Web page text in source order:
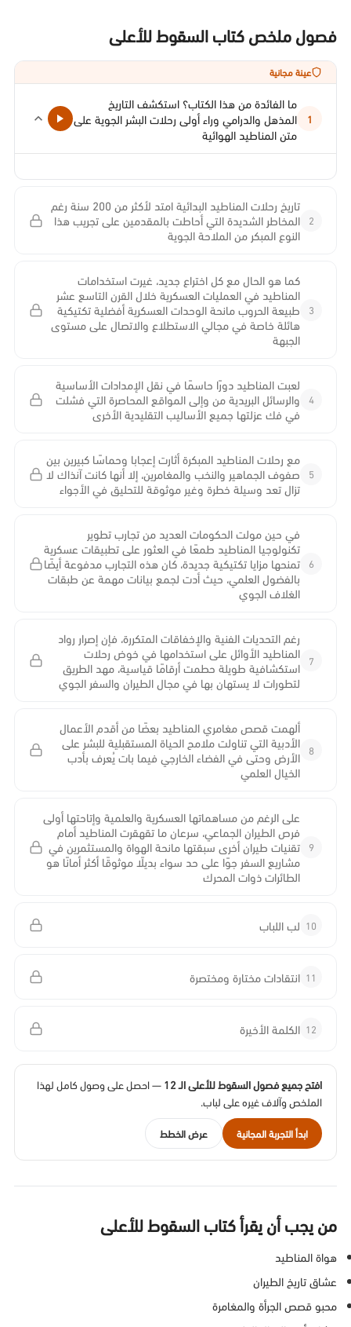
فصول ملخص كتاب السقوط للأعلى
عينة مجانية
1
ما الفائدة من هذا الكتاب؟ استكشف التاريخ
المذهل والدرامي وراء أولى رحلات البشر الجوية على
متن المناطيد الهوائية
2
تاريخ رحلات المناطيد البدائية امتد لأكثر من 200 سنة رغم
المخاطر الشديدة التي أحاطت بالمقدمين على تجريب هذا
النوع المبكر من الملاحة الجوية
3
كما هو الحال مع كل اختراع جديد، غيرت استخدامات
المناطيد في العمليات العسكرية خلال القرن التاسع عشر
طبيعة الحروب مانحة الوحدات العسكرية أفضلية تكتيكية
هائلة خاصة في مجالي الاستطلاع والاتصال على مستوى
الجبهة
4
لعبت المناطيد دورًا حاسمًا في نقل الإمدادات الأساسية
والرسائل البريدية من وإلى المواقع المحاصرة التي فشلت
في فك عزلتها جميع الأساليب التقليدية الأخرى
5
مع رحلات المناطيد المبكرة أثارت إعجابا وحماسًا كبيرين بين
صفوف الجماهير والنخب والمغامرين، إلا أنها كانت آنذاك لا
تزال تعد وسيلة خطرة وغير موثوقة للتحليق في الأجواء
6
في حين مولت الحكومات العديد من تجارب تطوير
تكنولوجيا المناطيد طمعًا في العثور على تطبيقات عسكرية
تمنحها مزايا تكتيكية جديدة، كان هذه التجارب مدفوعة أيضًا
بالفضول العلمي، حيث أدت لجمع بيانات مهمة عن طبقات
الغلاف الجوي
7
رغم التحديات الفنية والإخفاقات المتكررة، فإن إصرار رواد
المناطيد الأوائل على استخدامها في خوض رحلات
استكشافية طويلة حطمت أرقامًا قياسية، مهد الطريق
لتطورات لا يستهان بها في مجال الطيران والسفر الجوي
8
ألهمت قصص مغامري المناطيد بعضًا من أقدم الأعمال
الأدبية التي تناولت ملامح الحياة المستقبلية للبشر على
الأرض وحتى في الفضاء الخارجي فيما بات يُعرف بأدب
الخيال العلمي
9
على الرغم من مساهماتها العسكرية والعلمية وإتاحتها أولى
فرص الطيران الجماعي، سرعان ما تقهقرت المناطيد أمام
تقنيات طيران أخرى سبقتها مانحة الهواة والمستثمرين في
مشاريع السفر جوًا على حد سواء بديلًا موثوقًا أكثر أمانًا هو
الطائرات ذوات المحرك
10 لب اللباب
11 انتقادات مختارة ومختصرة
12 الكلمة الأخيرة
افتح جميع فصول السقوط للأعلى الـ 12
— احصل على وصول كامل لهذا
الملخص وآلاف غيره على لباب.
ابدأ التجربة المجانية عرض الخطط
من يجب أن يقرأ كتاب السقوط للأعلى
هواة المناطيد
عشاق تاريخ الطيران
محبو قصص الجرأة والمغامرة